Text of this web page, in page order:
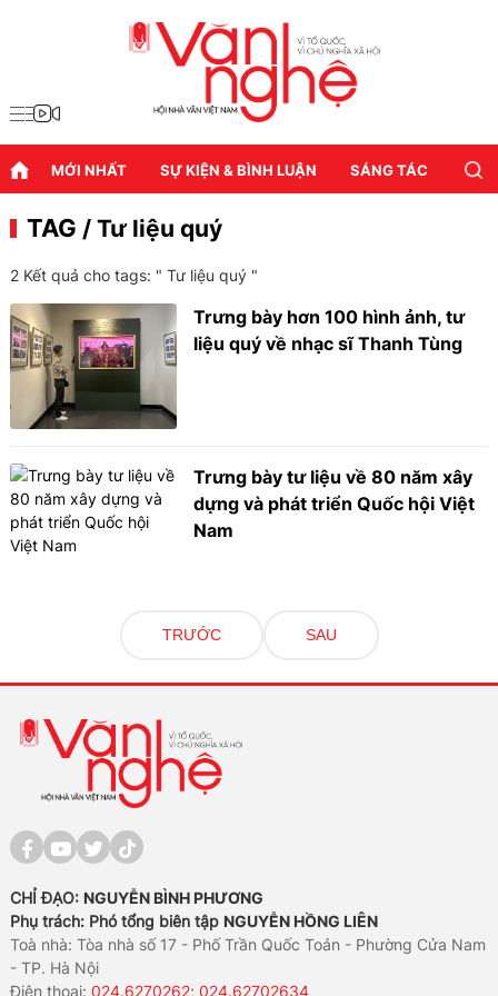
MỚI NHẤT SỰ KIỆN & BÌNH LUẬN SÁNG TÁC
TAG / Tư liệu quý
2 Kết quả cho tags: "Tư liệu quý "
Trưng bày hơn 100 hình ảnh, tư
liệu quý về nhạc sĩ Thanh Tùng
Trưng bày tư liệu về 80 năm xây
dựng và phát triển Quốc hội Việt
Nam
TRƯỚC SAU
CHỈ ĐẠO: NGUYỄN BÌNH PHƯƠNG
Phụ trách: Phó tổng biên tập NGUYỄN HỒNG LIÊN
Toà nhà: Tòa nhà số 17 - Phố Trần Quốc Toản - Phường Cửa Nam
- TP. Hà Nội
Điện thoại:024.6270262; 024.62702634